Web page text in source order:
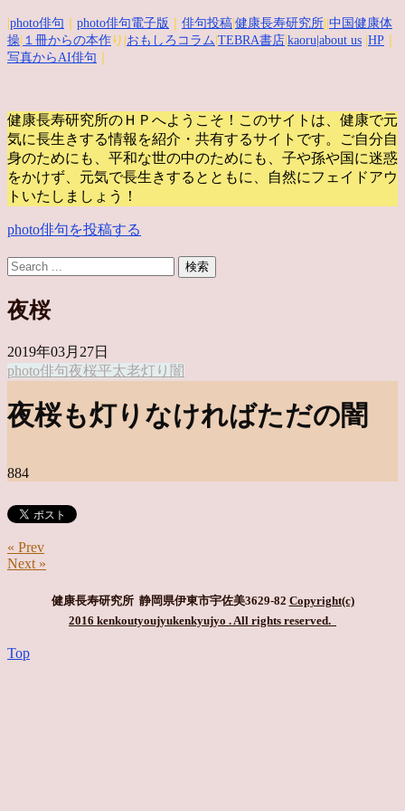
photo俳句 photo俳句電子版 俳句投稿 健康長寿研究所 中国健康体
操 １冊からの本作 り| おもしろコラム TEBRA書店 kaoru |about us HP
写真からAI俳句
健康長寿研究所のＨＰへようこそ！このサイトは、健康で元
気に長生きする情報を紹介・共有するサイトです。
ご自分自
身のためにも、平和な世の中のためにも、子や孫や国に迷惑
をかけず、元気で長生きするとともに、自然にフェイドアウ
トいたしましょう！
photo俳句を投稿する
夜桜
2019年03月27日
photo俳句夜桜平太老灯り 闇
夜桜も灯りなければただの闇
884
« Prev
Next »
健康長寿研究所 静岡県伊東市宇佐美3629-82 Copyright(c)
2016 kenkoutyoujyukenkyujyo . All rights reserved.
Top